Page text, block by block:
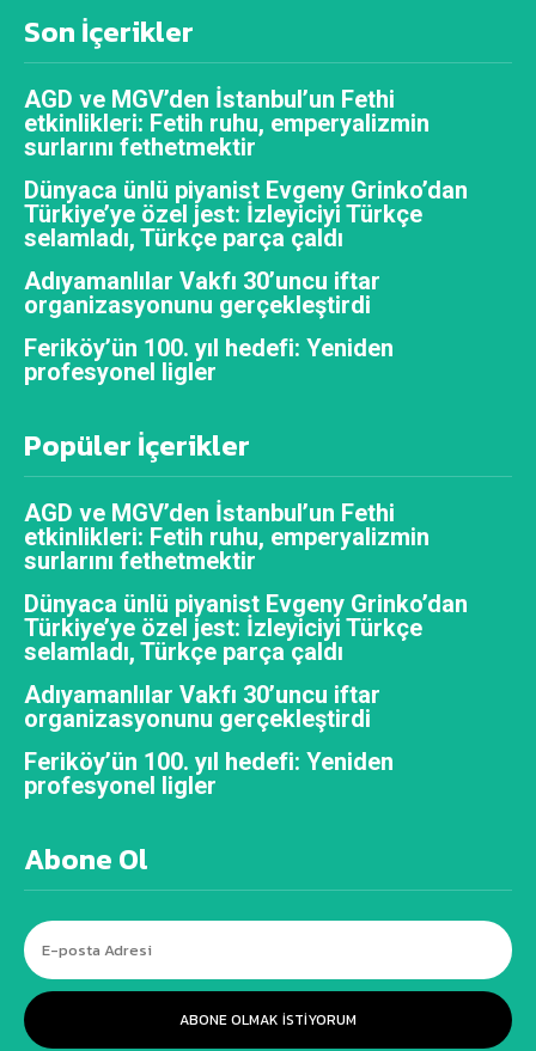
Son İçerikler
AGD ve MGV’den İstanbul’un Fethi
etkinlikleri: Fetih ruhu, emperyalizmin
surlarını fethetmektir
Dünyaca ünlü piyanist Evgeny Grinko’dan
Türkiye’ye özel jest: İzleyiciyi Türkçe
selamladı, Türkçe parça çaldı
Adıyamanlılar Vakfı 30’uncu iftar
organizasyonunu gerçekleştirdi
Feriköy’ün 100. yıl hedefi: Yeniden
profesyonel ligler
Popüler İçerikler
AGD ve MGV’den İstanbul’un Fethi
etkinlikleri: Fetih ruhu, emperyalizmin
surlarını fethetmektir
Dünyaca ünlü piyanist Evgeny Grinko’dan
Türkiye’ye özel jest: İzleyiciyi Türkçe
selamladı, Türkçe parça çaldı
Adıyamanlılar Vakfı 30’uncu iftar
organizasyonunu gerçekleştirdi
Feriköy’ün 100. yıl hedefi: Yeniden
profesyonel ligler
Abone Ol
ABONE OLMAK ISTIYORUM